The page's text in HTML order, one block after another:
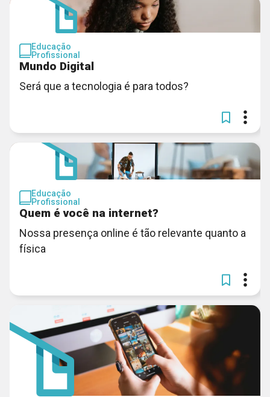
Educação
Profissional
Mundo Digital
Será que a tecnologia é para todos?
Educação
Profissional
Quem é você na internet?
Nossa presença online é tão relevante quanto a
física